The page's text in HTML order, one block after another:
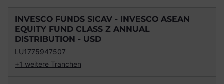
INVESCO FUNDS SICAV - INVESCO ASEAN
EQUITY FUND CLASS Z ANNUAL
DISTRIBUTION - USD
LU1775947507
+1 weitere Tranchen